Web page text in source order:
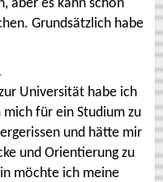
aber es kann schon
Grundsätzlich habe
Universität habe ich
für ein Studium zu
und hätte mir
und Orientierung zu
möchte ich meine